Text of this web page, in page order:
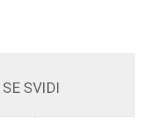
SVIDI